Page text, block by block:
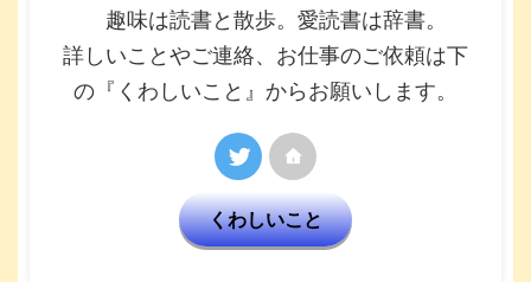
趣味は読書と散歩。愛読書は辞書。
詳しいことやご連絡、お仕事のご依頼は下
の『くわしいこと』からお願いします。
くわしいこと